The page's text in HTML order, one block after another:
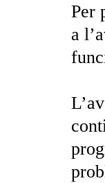
Per
a